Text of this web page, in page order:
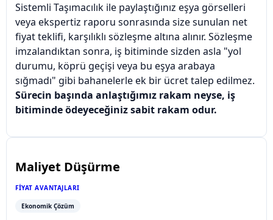
Sistemli Taşımacılık ile paylaştığınız eşya görselleri
veya ekspertiz raporu sonrasında size sunulan net
fiyat teklifi, karşılıklı sözleşme altına alınır. Sözleşme
imzalandıktan sonra, iş bitiminde sizden asla "yol
durumu, köprü geçişi veya bu eşya arabaya
sığmadı" gibi bahanelerle ek bir ücret talep edilmez.
Sürecin başında anlaştığımız rakam neyse, iş
bitiminde ödeyeceğiniz sabit rakam odur.
Maliyet Düşürme
FIYAT AVANTAJLARI
Ekonomik Çözüm